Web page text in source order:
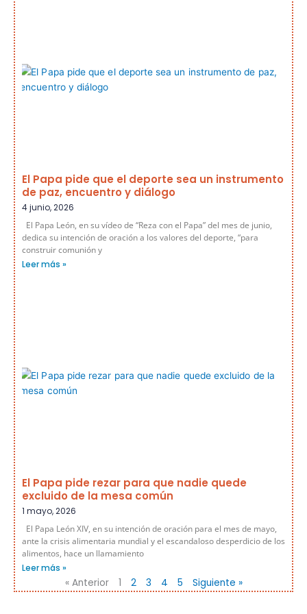
El Papa pide que el deporte sea un instrumento
de paz, encuentro y diálogo
4 junio, 2026
El Papa León, en su vídeo de “Reza con el Papa” del mes de junio,
dedica su intención de oración a los valores del deporte, “para
construir comunión y
Leer más »
El Papa pide rezar para que nadie quede
excluido de la mesa común
1 mayo, 2026
El Papa León XIV, en su intención de oración para el mes de mayo,
ante la crisis alimentaria mundial y el escandaloso desperdicio de los
alimentos, hace un llamamiento
Leer más »
« Anterior 1 2 3 4 5 Siguiente »